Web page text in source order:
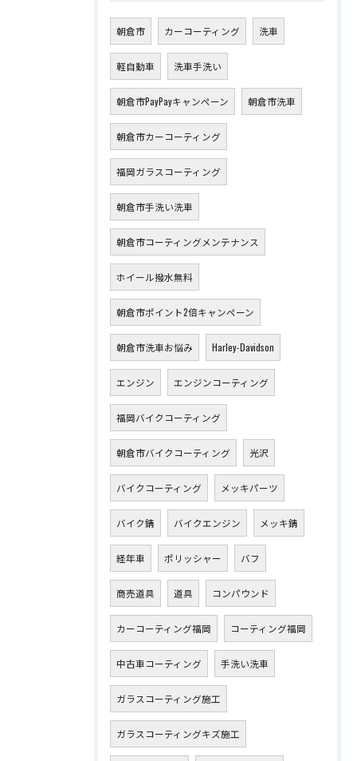
朝倉市 カーコーティング 洗車
軽自動車 洗車手洗い
朝倉市PayPayキャンペーン 朝倉市洗車
朝倉市カーコーティング
福岡ガラスコーティング
朝倉市手洗い洗車
朝倉市コーティングメンテナンス
ホイール撥水無料
朝倉市ポイント2倍キャンペーン
朝倉市洗車お悩み Harley-Davidson
エンジン エンジンコーティング
福岡バイクコーティング
朝倉市バイクコーティング 光沢
バイクコーティング メッキパーツ
バイク錆 バイクエンジン メッキ錆
経年車 ポリッシャー バフ
商売道具 道具 コンパウンド
カーコーティング福岡 コーティング福岡
中古車コーティング 手洗い洗車
ガラスコーティング施工
ガラスコーティングキズ施工